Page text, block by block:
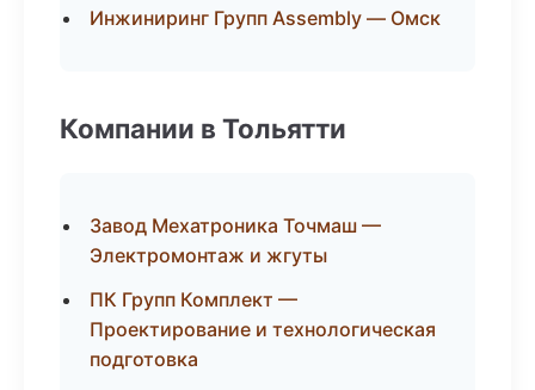
Инжиниринг Групп Assembly — Омск
Компании в Тольятти
Завод Мехатроника Точмаш —
Электромонтаж и жгуты
ПК Групп Комплект —
Проектирование и технологическая
подготовка